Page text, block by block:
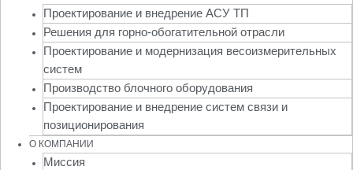
Проектирование и внедрение АСУ ТП
Решения для горно-обогатительной отрасли
Проектирование и модернизация весоизмерительных
систем
Производство блочного оборудования
Проектирование и внедрение систем связи и
позиционирования
О КОМПАНИИ
Миссия